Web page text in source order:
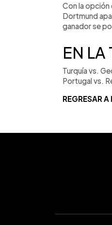
Con la opción
Dortmund
ganador se
EN LA
Turquía vs.
Portugal vs.
REGRESAR